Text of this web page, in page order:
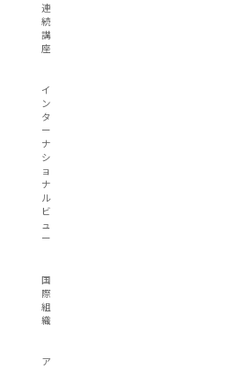
連
続
講
座
イ
ン
タ
ー
ナ
シ
ョ
ナ
ル
ビ
ュ
ー
国
際
組
織
ア